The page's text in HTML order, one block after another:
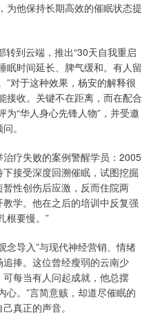
为他保持长期高效的催眠状态提
到云端，推出“30天自我重启
眠时间延长、脾气缓和。有人留
”对于这种效果，杨安的解释很
接收。关键不在距离，而在配合
为“华人身心先锋人物”，并受邀
。
疗失败的案例警醒学员：2005
接受深度回溯催眠，试图挖掘
性创伤后应激，反而住院两
学。他在之后的培训中反复强
根要慢。”
念导入”与现代神经营销、情绪
捧。这位曾经瘦弱的云南少
每当有人问起成就，他总摆
心。”言简意赅，却道尽催眠的
真正的声音。